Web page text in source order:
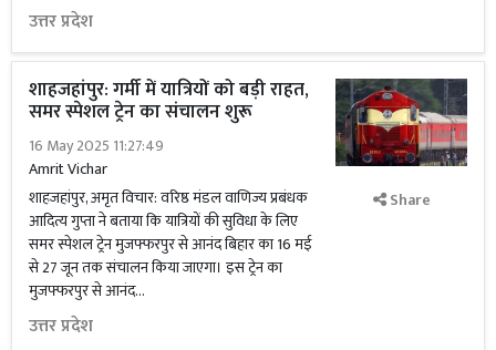
उत्तर प्रदेश
शाहजहांपुर: गर्मी में यात्रियों को बड़ी राहत,
समर स्पेशल ट्रेन का संचालन शुरू
16 May 2025 11:27:49
Amrit Vichar
शाहजहांपुर, अमृत विचार: वरिष्ठ मंडल वाणिज्य प्रबंधक
आदित्य गुप्ता ने बताया कि यात्रियों की सुविधा के लिए
समर स्पेशल ट्रेन मुजफ्फरपुर से आनंद बिहार का 16 मई
से 27 जून तक संचालन किया जाएगा। इस ट्रेन का
मुजफ्फरपुर से आनंद...
उत्तर प्रदेश
Share